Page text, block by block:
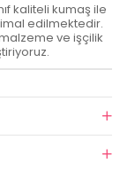
kaliteli kumaş ile
edilmektedir.
ve işçilik